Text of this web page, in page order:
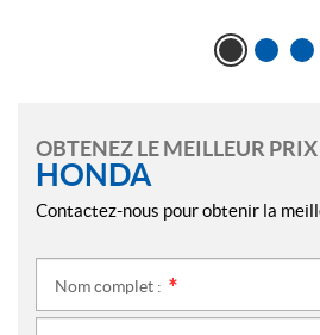
OBTENEZ LE MEILLEUR PRIX
HONDA
Contactez-nous pour obtenir la
Nom complet :